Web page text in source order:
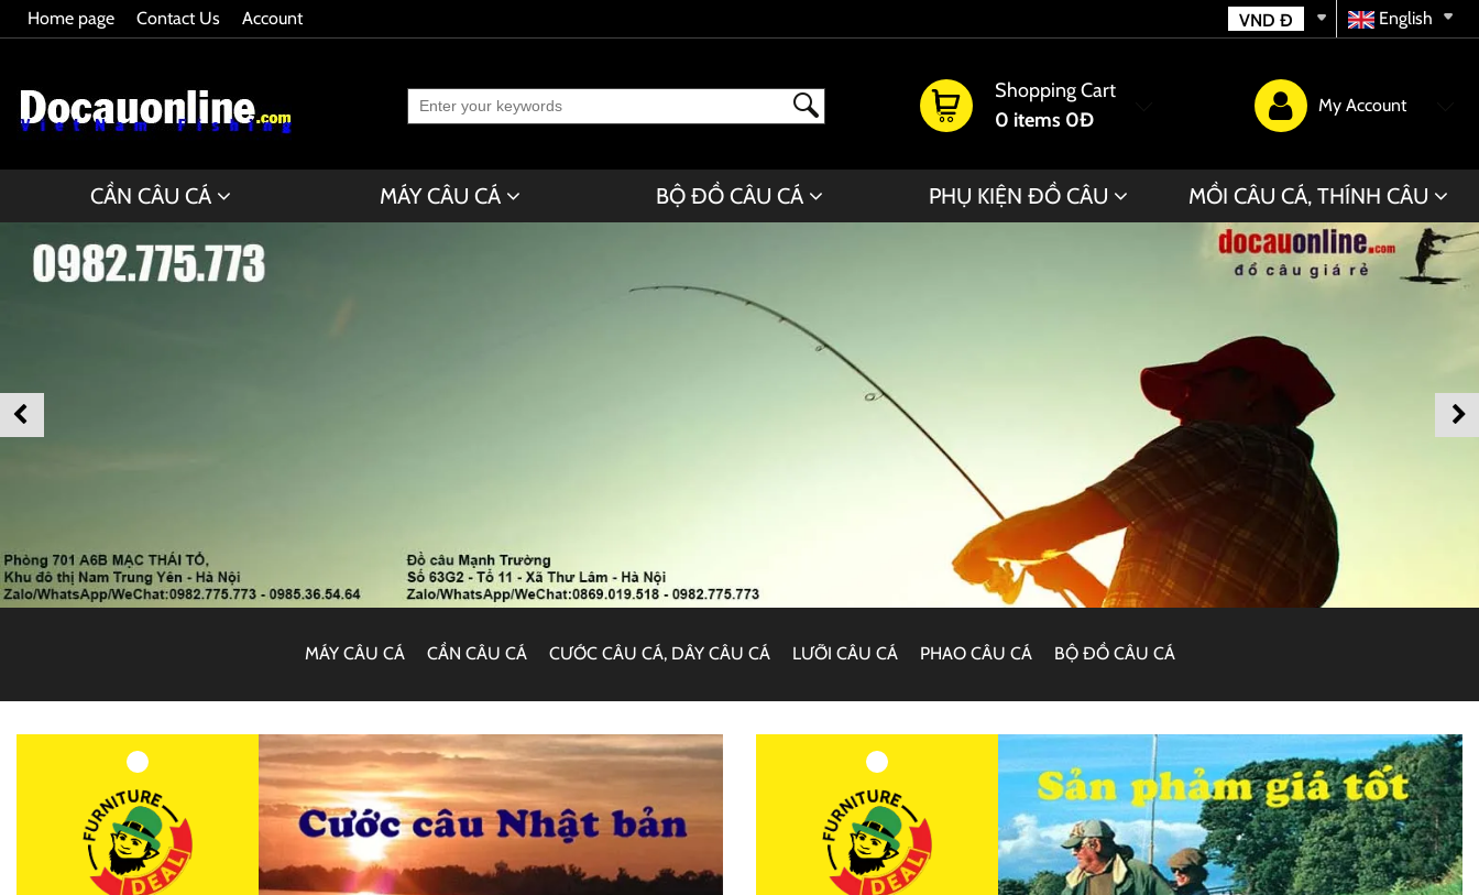
Home page Contact Us Account English
VND Đ
Shopping Cart
0 items 0Đ
My Account
CẦN CÂU CÁ MÁY CÂU CÁ BỘ ĐỒ CÂU CÁ PHỤ KIỆN ĐỒ CÂU MỒI CÂU CÁ, THÍNH CÂU
MÁY CÂU CÁ CẦN CÂU CÁ CƯỚC CÂU CÁ, DÂY CÂU CÁ LƯỠI CÂU CÁ PHAO CÂU CÁ BỘ ĐỒ CÂU CÁ